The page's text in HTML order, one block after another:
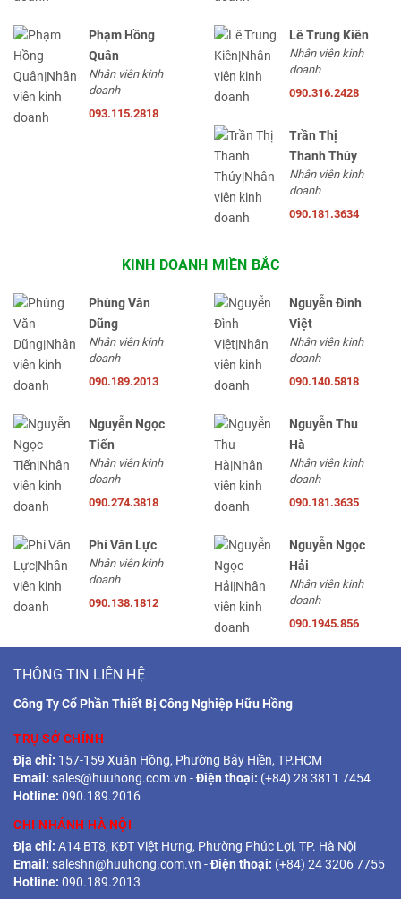
Phạm Hồng
Quân
Nhân viên kinh
doanh
093.115.2818
Lê Trung Kiên
Nhân viên kinh
doanh
090.316.2428
Trần Thị
Thanh Thúy
Nhân viên kinh
doanh
090.181.3634
KINH DOANH MIỀN BẮC
Phùng Văn
Dũng
Nhân viên kinh
doanh
090.189.2013
Nguyễn Đình
Việt
Nhân viên kinh
doanh
090.140.5818
Nguyễn Ngọc
Tiến
Nhân viên kinh
doanh
090.274.3818
Nguyễn Thu
Hà
Nhân viên kinh
doanh
090.181.3635
Phí Văn Lực
Nhân viên kinh
doanh
090.138.1812
Nguyễn Ngọc
Hải
Nhân viên kinh
doanh
090.1945.856
THÔNG TIN LIÊN HỆ
Công Ty Cổ Phần Thiết Bị Công Nghiệp Hữu Hồng
TRỤ SỞ CHÍNH
Địa chỉ: 157-159 Xuân Hồng, Phường Bảy Hiền, TP.HCM
Email: sales@huuhong.com.vn -Điện thoại: (+84) 28 3811 7454
Hotline: 090.189.2016
CHI NHÁNH HÀ NỘI
Địa chỉ: A14 BT8, KĐT Việt Hưng, Phường Phúc Lợi, TP. Hà Nội
Email: saleshn@huuhong.com.vn -Điện thoại: (+84) 24 3206 7755
Hotline: 090.189.2013